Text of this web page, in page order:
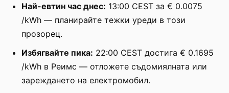
Най-евтин час днес: 13:00 CEST за € 0.0075
/kWh — планирайте тежки уреди в този
прозорец.
Избягвайте пика: 22:00 CEST достига € 0.1695
/kWh в Реимс — отложете съдомиялната или
зареждането на електромобил.